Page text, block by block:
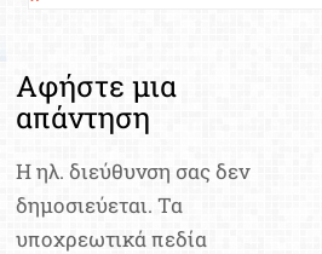
Αφήστε μια
απάντηση
Η ηλ. διεύθυνση σας δεν
δημοσιεύεται. Τα
υποχρεωτικά πεδία